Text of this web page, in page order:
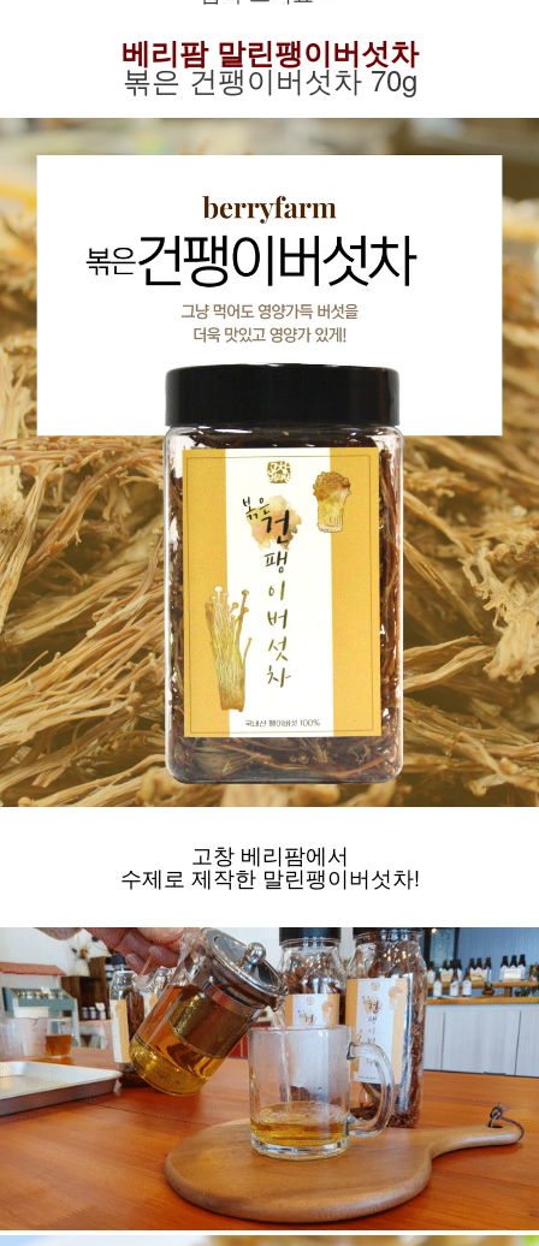
베리팜 말린팽이버섯차
볶은 건팽이버섯차 70g
고창 베리팜에서
수제로 제작한 말린팽이버섯차!